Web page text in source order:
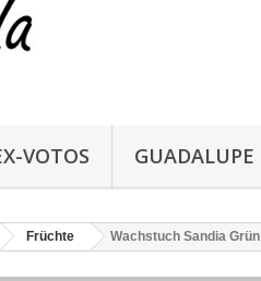
VOTOS GUADALUPE
Früchte Wachstuch Sandia Grün